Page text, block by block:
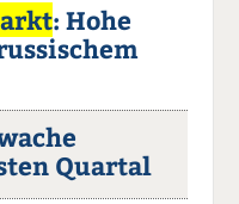
: Hohe
Quartal